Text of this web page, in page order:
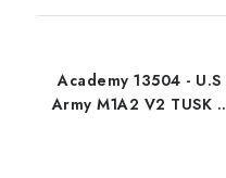
Academy 13504 - U.S
Army M1A2 V2 TUSK II